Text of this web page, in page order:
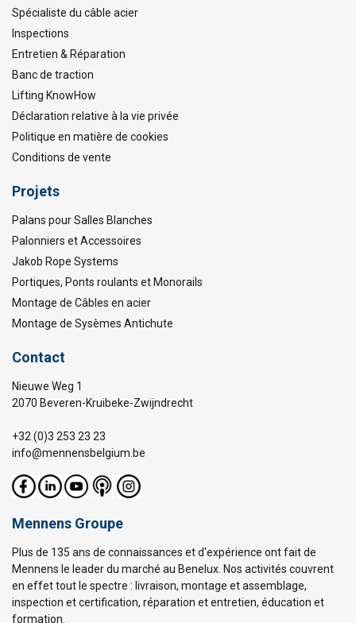
Spécialiste du câble acier
Inspections
Entretien & Réparation
Banc de traction
Lifting KnowHow
Déclaration relative à la vie privée
Politique en matière de cookies
Conditions de vente
Projets
Palans pour Salles Blanches
Palonniers et Accessoires
Jakob Rope Systems
Portiques, Ponts roulants et Monorails
Montage de Câbles en acier
Montage de Sysèmes Antichute
Contact
Nieuwe Weg 1
2070 Beveren-Kruibeke-Zwijndrecht
+32 (0)3 253 23 23
info@mennensbelgium.be
Mennens Groupe
Plus de 135 ans de connaissances et d'expérience ont fait de
Mennens le leader du marché au Benelux. Nos activités couvrent
en effet tout le spectre : livraison, montage et assemblage,
inspection et certification, réparation et entretien, éducation et
formation.